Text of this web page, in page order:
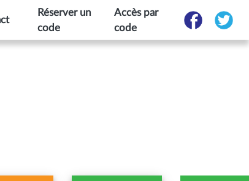
Réserver un
code
Accès par
code